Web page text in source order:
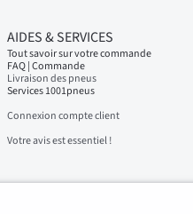
AIDES & SERVICES
Tout savoir sur votre commande
FAQ | Commande
Livraison des pneus
Services 1001pneus
Connexion compte client
Votre avis est essentiel !